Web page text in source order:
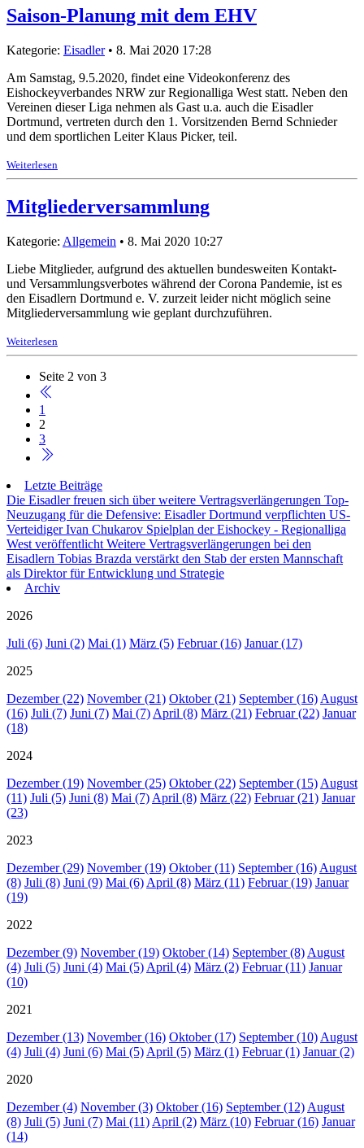
Saison-Planung mit dem EHV
Kategorie: Eisadler• 8. Mai 2020 17:28
Am Samstag, 9.5.2020, findet eine Videokonferenz des
Eishockeyverbandes NRW zur Regionalliga West statt. Neben den
Vereinen dieser Liga nehmen als Gast u.a. auch die Eisadler
Dortmund, vertreten durch den 1. Vorsitzenden Bernd Schnieder
und dem sportlichen Leiter Klaus Picker, teil.
Weiterlesen
Mitgliederversammlung
Kategorie: Allgemein • 8. Mai 2020 10:27
Liebe Mitglieder, aufgrund des aktuellen bundesweiten Kontakt-
und Versammlungsverbotes während der Corona Pandemie, ist es
den Eisadlern Dortmund e. V. zurzeit leider nicht möglich seine
Mitgliederversammlung wie geplant durchzuführen.
Weiterlesen
Seite 2 von 3
1
2
3
Letzte Beiträge
Die Eisadler freuen sich über weitere Vertragsverlängerungen Top-
Neuzugang für die Defensive: Eisadler Dortmund verpflichten US-
Verteidiger Ivan Chukarov Spielplan der Eishockey - Regionalliga
West veröffentlichtWeitere Vertragsverlängerungen bei den
Eisadlern Tobias Brazda verstärkt den Stab der ersten Mannschaft
als Direktor für Entwicklung und Strategie
Archiv
2026
Juli (6) Juni (2) Mai (1) März (5) Februar (16) Januar (17)
2025
Dezember (22) November (21) Oktober (21) September (16)August
(16) Juli (7) Juni (7) Mai (7)April (8) März (21) Februar (22) Januar
(18)
2024
Dezember (19) November (25) Oktober (22) September (15)August
(11) Juli (5) Juni (8) Mai (7)April (8) März (22) Februar (21) Januar
(23)
2023
Dezember (29) November (19) Oktober (11) September (16)August
(8) Juli (8) Juni (9) Mai (6)April (8) März (11) Februar (19) Januar
(19)
2022
Dezember (9) November (19) Oktober (14) September (8)August
(4) Juli (5) Juni (4) Mai (5)April (4) März (2) Februar (11) Januar
(10)
2021
Dezember (13) November (16) Oktober (17) September (10)August
(4) Juli (4) Juni (6) Mai (5)April (5) März (1) Februar (1) Januar (2)
2020
Dezember (4) November (3) Oktober (16) September (12)August
(8) Juli (5) Juni (7) Mai (11)April (2) März (10) Februar (16) Januar
(14)